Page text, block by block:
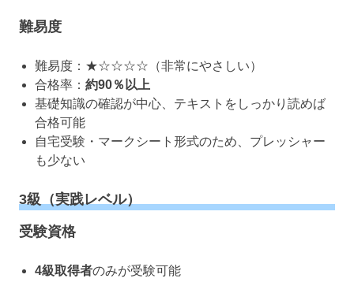
難易度
難易度：★☆☆☆☆（非常にやさしい）
合格率： 約90％以上
基礎知識の確認が中心、テキストをしっかり読めば
合格可能
自宅受験・マークシート形式のため、プレッシャー
も少ない
3級（実践レベル）
受験資格
4級取得者のみが受験可能